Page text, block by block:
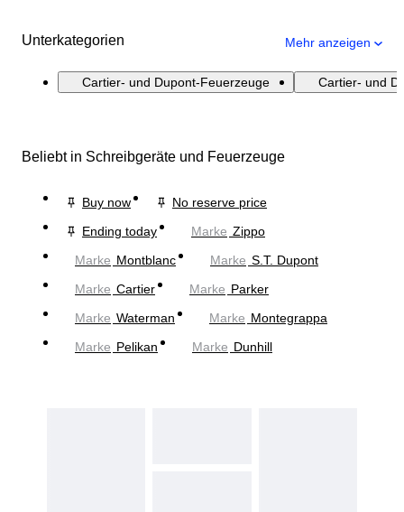
Unterkategorien Mehr anzeigen
Cartier- und Dupont-Feuerzeuge Cartier- und
Beliebt in Schreibgeräte und Feuerzeuge
Buy now
No reserve price
Ending today
Marke Zippo
Marke Montblanc Marke S.T. Dupont
Marke Cartier Marke Parker
Marke Waterman Marke Montegrappa
Marke Pelikan Marke Dunhill